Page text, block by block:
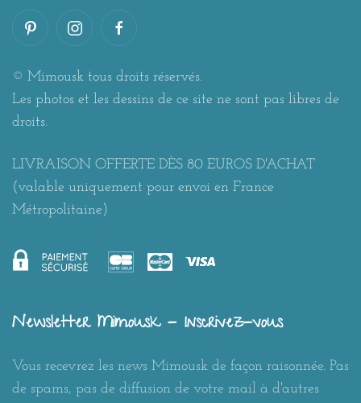
© Mimousk tous droits réservés.
Les photos et les dessins de ce site ne sont pas libres de
droits.
LIVRAISON OFFERTE DÈS 80 EUROS D'ACHAT
(valable uniquement pour envoi en France
Métropolitaine)
Newsletter Mimousk - Inscrivez-vous
Vous recevrez les news Mimousk de façon raisonnée. Pas
de spams, pas de diffusion de votre mail à d'autres